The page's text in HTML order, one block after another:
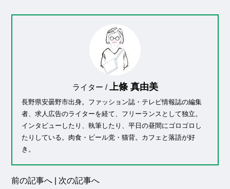
ライター / 上條 真由美
長野県安曇野市出身。ファッション誌・テレビ情報誌の編集
者、求人広告のライターを経て、フリーランスとして独立。
インタビューしたり、執筆したり、平日の昼間にゴロゴロし
たりしている。肉食・ビール党・猫背。カフェと落語が好
き。
前の記事へ 次の記事へ